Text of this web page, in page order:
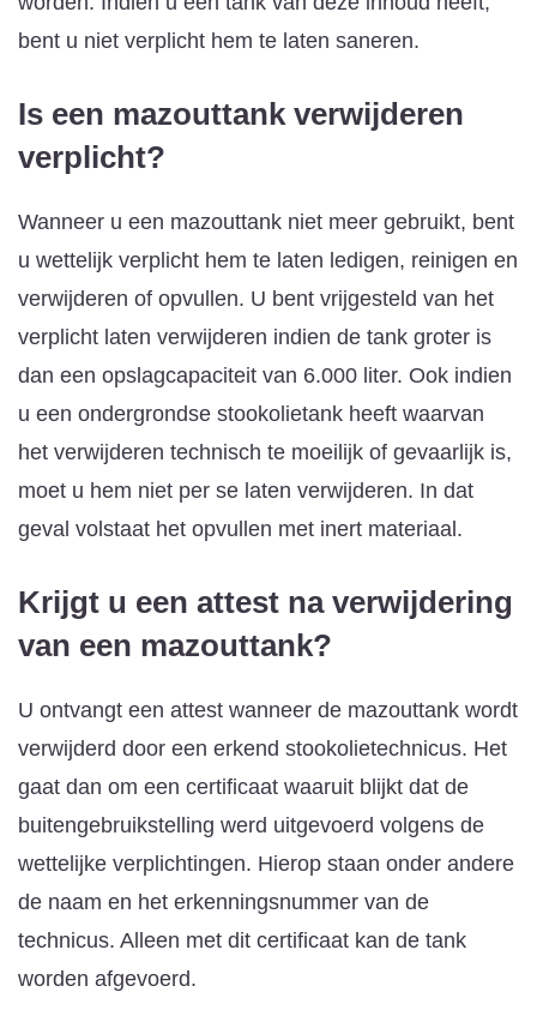
bent u niet verplicht hem te laten saneren.
Is een mazouttank verwijderen
verplicht?
Wanneer u een mazouttank niet meer gebruikt, bent
u wettelijk verplicht hem te laten ledigen, reinigen en
verwijderen of opvullen. U bent vrijgesteld van het
verplicht laten verwijderen indien de tank groter is
dan een opslagcapaciteit van 6.000 liter. Ook indien
u een ondergrondse stookolietank heeft waarvan
het verwijderen technisch te moeilijk of gevaarlijk is,
moet u hem niet per se laten verwijderen. In dat
geval volstaat het opvullen met inert materiaal.
Krijgt u een attest na verwijdering
van een mazouttank?
U ontvangt een attest wanneer de mazouttank wordt
verwijderd door een erkend stookolietechnicus. Het
gaat dan om een certificaat waaruit blijkt dat de
buitengebruikstelling werd uitgevoerd volgens de
wettelijke verplichtingen. Hierop staan onder andere
de naam en het erkenningsnummer van de
technicus. Alleen met dit certificaat kan de tank
worden afgevoerd.